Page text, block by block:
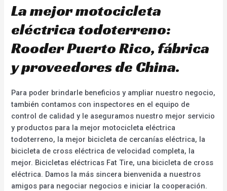
La mejor motocicleta
eléctrica todoterreno:
Rooder Puerto Rico, fábrica
y proveedores de China.
Para poder brindarle beneficios y ampliar nuestro negocio,
también contamos con inspectores en el equipo de
control de calidad y le aseguramos nuestro mejor servicio
y productos para la mejor motocicleta eléctrica
todoterreno, la mejor bicicleta de cercanías eléctrica, la
bicicleta de cross eléctrica de velocidad completa, la
mejor. Bicicletas eléctricas Fat Tire, una bicicleta de cross
eléctrica. Damos la más sincera bienvenida a nuestros
amigos para negociar negocios e iniciar la cooperación.